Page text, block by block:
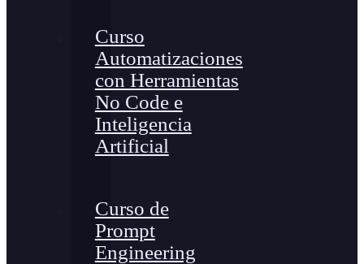
Curso
Automatizaciones
con Herramientas
No Code e
Inteligencia
Artificial
Curso de
Prompt
Engineering